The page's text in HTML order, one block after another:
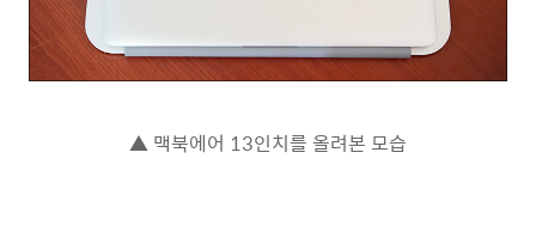
▲ 맥북에어 13인치를 올려본 모습